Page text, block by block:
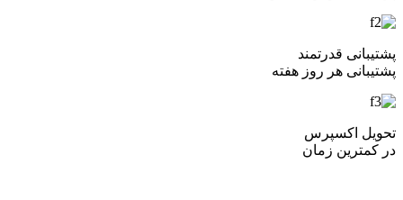
پشتیبانی قدرتمند
پشتیبانی هر روز هفته
تحویل اکسپرس
در کمترین زمان